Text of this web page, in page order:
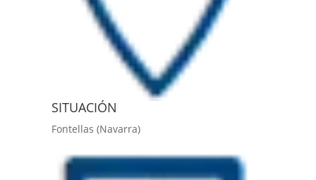
SITUACIÓN
Fontellas (Navarra)